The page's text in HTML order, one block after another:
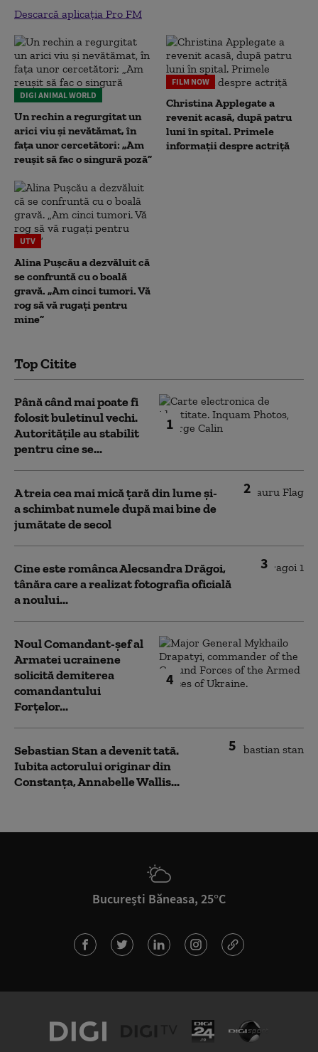
Descarcă aplicația Pro FM
DIGI ANIMAL WORLD
Un rechin a regurgitat un
arici viu și nevătămat, în
fața unor cercetători: „Am
reușit să fac o singură poză”
FILM NOW
Christina Applegate a
revenit acasă, după patru
luni în spital. Primele
informații despre actriță
UTV
Alina Pușcău a dezvăluit că
se confruntă cu o boală
gravă. „Am cinci tumori. Vă
rog să vă rugați pentru
mine”
Top Citite
1
Până când mai poate fi
folosit buletinul vechi.
Autoritățile au stabilit
pentru cine se...
2
A treia cea mai mică țară din lume și-
a schimbat numele după mai bine de
jumătate de secol
3
Cine este românca Alecsandra Drăgoi,
tânăra care a realizat fotografia oficială
a noului...
4
Noul Comandant-șef al
Armatei ucrainene
solicită demiterea
comandantului
Forțelor...
5
Sebastian Stan a devenit tată.
Iubita actorului originar din
Constanța, Annabelle Wallis...
București Băneasa, 25°C